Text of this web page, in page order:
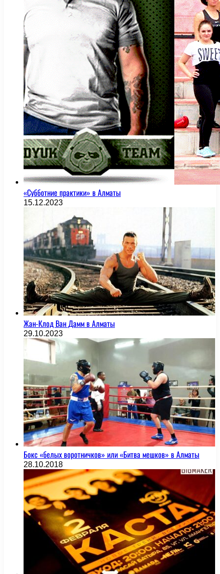
«Субботние практики» в Алматы
15.12.2023
Жан-Клод Ван Дамм в Алматы
29.10.2023
Бокс «белых воротничков» или «Битва мешков» в Алматы
28.10.2018